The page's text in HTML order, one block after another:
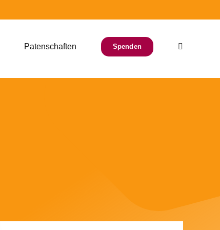
Patenschaften Spenden